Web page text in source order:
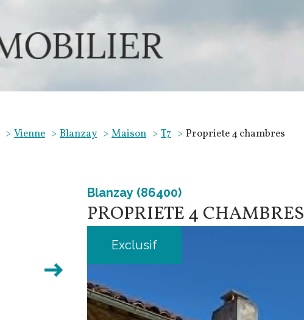
Vienne Blanzay Maison T7 Propriete 4 chambres
Blanzay (86400)
PROPRIETE 4 CHAMBRES
Exclusif